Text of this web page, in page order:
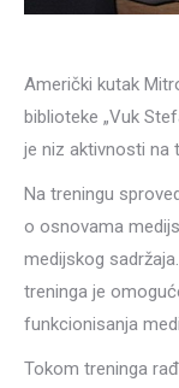
Američki kutak
biblioteke „Vuk
je niz aktivnosti na
Na treningu
o osnovama
medijskog
treninga je
funkcionisanja
Tokom treninga